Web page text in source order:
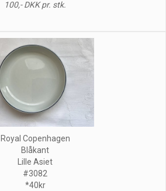
100,- DKK pr. stk.
Royal Copenhagen
Blåkant
Lille Asiet
#3082
*40kr